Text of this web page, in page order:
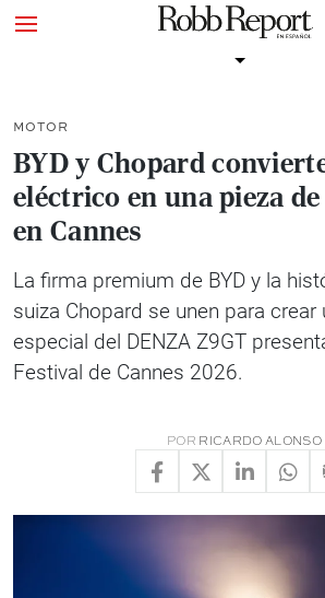
MOTOR
BYD y Chopard
eléctrico en una pieza
en Cannes
La firma premium de BYD y la
suiza Chopard se unen para crear
especial del DENZA Z9GT
Festival de Cannes 2026.
POR RICARDO ALONSO